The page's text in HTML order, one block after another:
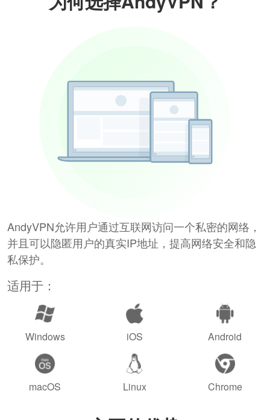
AndyVPN允许用户通过互联网访问一个私密的网络，
并且可以隐匿用户的真实IP地址，提高网络安全和隐
私保护。
适用于：
Windows iOS Android
macOS Linux Chrome